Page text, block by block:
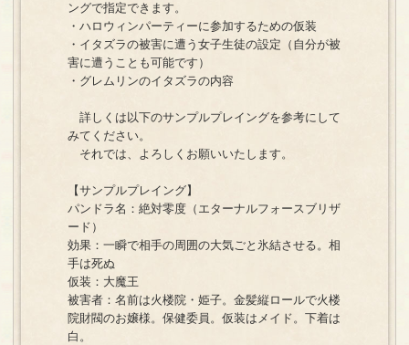
ングで指定できます。
・ハロウィンパーティーに参加するための仮装
・イタズラの被害に遭う女子生徒の設定（自分が被
害に遭うことも可能です）
・グレムリンのイタズラの内容
詳しくは以下のサンプルプレイングを参考にして
みてください。
それでは、よろしくお願いいたします。
【サンプルプレイング】
パンドラ名：絶対零度（エターナルフォースブリザ
ード）
効果：一瞬で相手の周囲の大気ごと氷結させる。相
手は死ぬ
仮装：大魔王
被害者：名前は火楼院・姫子。金髪縦ロールで火楼
院財閥のお嬢様。保健委員。仮装はメイド。下着は
白。